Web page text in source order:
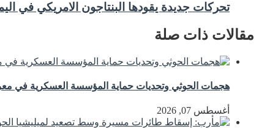
تحركات جديدة يقودها البنتاجون الامريكي في
مقالات ذات صلة
هجمات الحوثي وتحديات حماية المؤسسة العسكرية في
أغسطس 07, 2026